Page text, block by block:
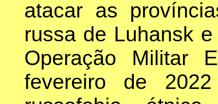
atacar as
russa de Luhansk
Operação Militar
fevereiro de